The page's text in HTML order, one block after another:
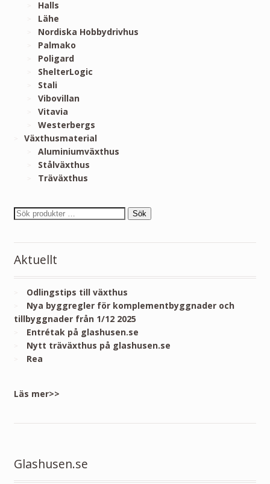
Halls
Lähe
Nordiska Hobbydrivhus
Palmako
Poligard
ShelterLogic
Stali
Vibovillan
Vitavia
Westerbergs
Växthusmaterial
Aluminiumväxthus
Stålväxthus
Träväxthus
Sök
Aktuellt
Odlingstips till växthus
Nya byggregler för komplementbyggnader och
tillbyggnader från 1/12 2025
Entrétak på glashusen.se
Nytt träväxthus på glashusen.se
Rea
Läs mer>>
Glashusen.se